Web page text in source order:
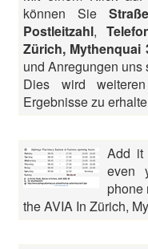
können Sie
Postleitzahl,
Zürich, Mythenquai
und Anregungen uns
Dies wird
Ergebnisse zu
Add it
even
phone
the AVIA In Zürich,